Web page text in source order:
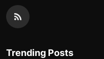
Trending Posts